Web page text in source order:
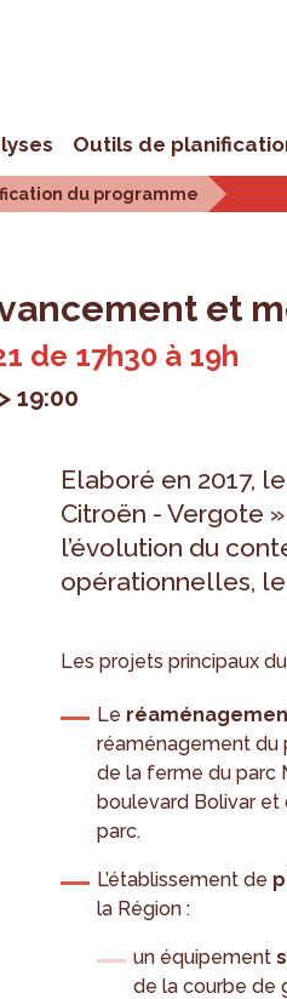
Outils de
du programme
et
de 17h30 à 19h
19:00
Elaboré en 2017, le
Citroën - Vergote
l’évolution du
opérationnelles,
Les projets principaux
Le
réaménagement du
de la ferme du parc
boulevard Bolivar et
parc.
L’établissement de
la Région :
un équipement
de la courbe de